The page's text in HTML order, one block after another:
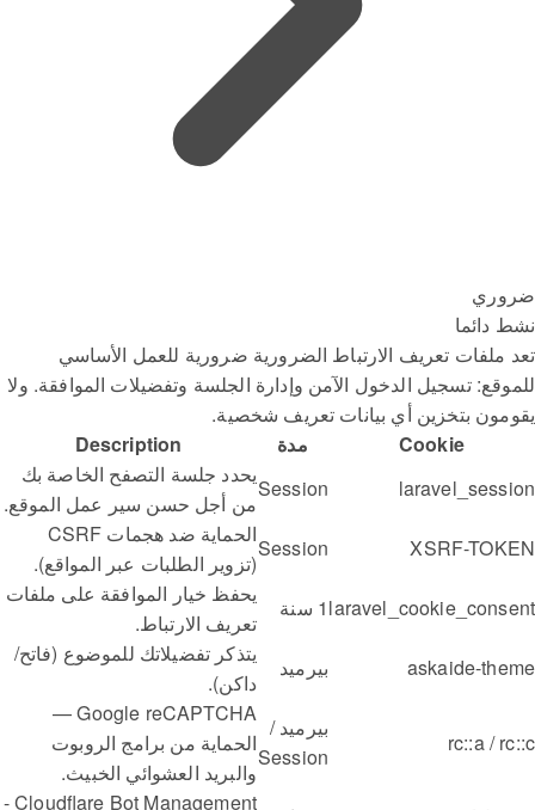
ضروري
نشط دائما
تعد ملفات تعريف الارتباط الضرورية ضرورية للعمل الأساسي
للموقع: تسجيل الدخول الآمن وإدارة الجلسة وتفضيلات الموافقة. ولا
يقومون بتخزين أي بيانات تعريف شخصية.
Cookie
مدة
Description
laravel_session
Session
يحدد جلسة التصفح الخاصة بك
من أجل حسن سير عمل الموقع.
XSRF-TOKEN
Session
الحماية ضد هجمات CSRF
(تزوير الطلبات عبر المواقع).
laravel_cookie_consent1 سنة
يحفظ خيار الموافقة على ملفات
تعريف الارتباط.
askaide-theme
بيرميد
يتذكر تفضيلاتك للموضوع (فاتح/
داكن).
rc::a / rc::c
بيرميد /
Session
Google reCAPTCHA —
الحماية من برامج الروبوت
والبريد العشوائي الخبيث.
Cloudflare Bot Management -